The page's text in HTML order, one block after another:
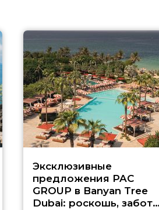
Эксклюзивные
предложения PAC
GROUP в Banyan Tree
Dubai: роскошь, забота